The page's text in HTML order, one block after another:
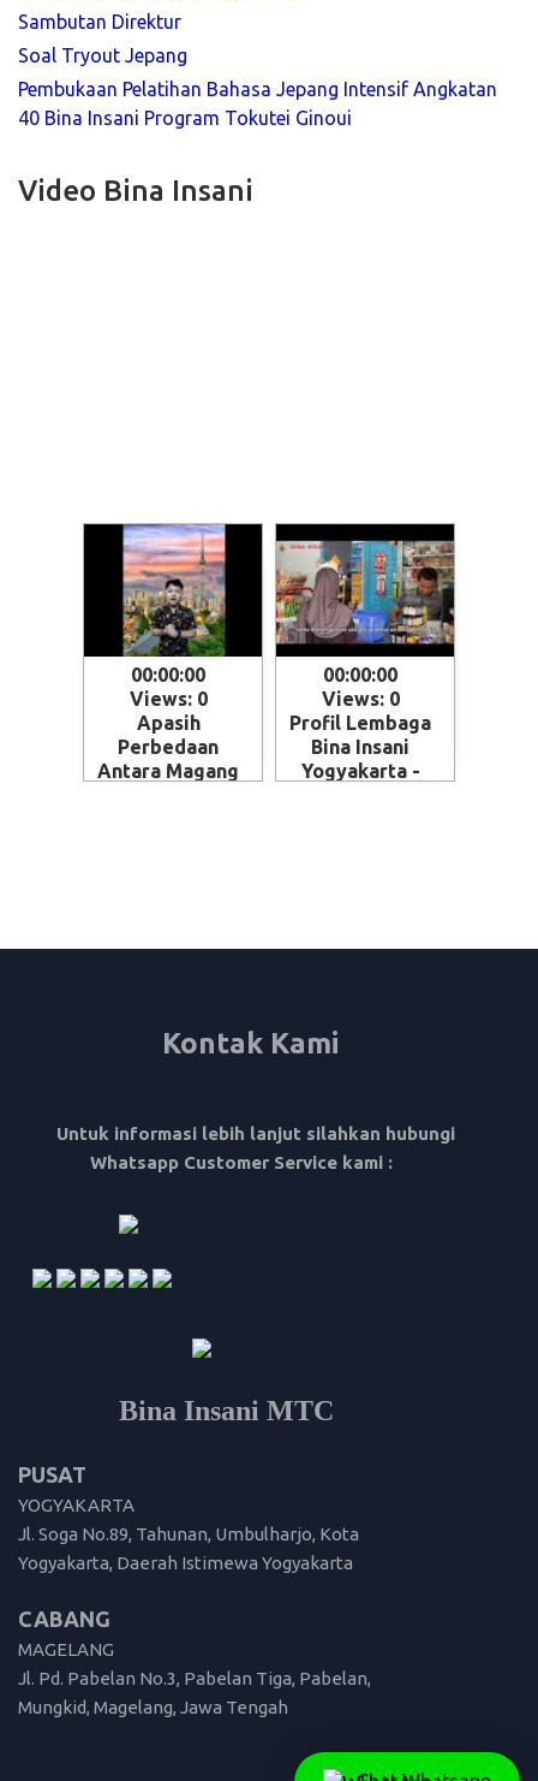
Sambutan Direktur
Soal Tryout Jepang
Pembukaan Pelatihan Bahasa Jepang Intensif Angkatan
40 Bina Insani Program Tokutei Ginoui
Video Bina Insani
00:00:00
Views: 0
Apasih
Perbedaan
Antara Magang
00:00:00
Views: 0
Profil Lembaga
Bina Insani
Yogyakarta -
Kontak Kami
Untuk informasi lebih lanjut silahkan hubungi
Whatsapp Customer Service kami :
Bina Insani MTC
PUSAT
YOGYAKARTA
Jl. Soga No.89, Tahunan, Umbulharjo, Kota
Yogyakarta, Daerah Istimewa Yogyakarta
CABANG
MAGELANG
Jl. Pd. Pabelan No.3, Pabelan Tiga, Pabelan,
Mungkid, Magelang, Jawa Tengah